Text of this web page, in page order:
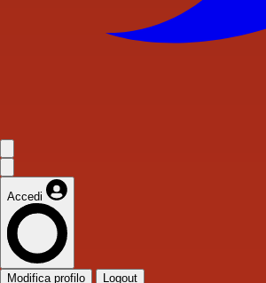
Accedi
Modifica profilo Logout